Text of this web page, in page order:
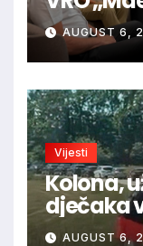
Jajca uz
BiHAUGUST 6,
Vijesti
Kolona,
dječaka
granice
AUGUST 6,